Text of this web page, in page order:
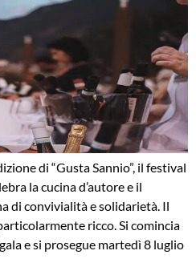
di “Gusta Sannio”, il festival
la cucina d’autore e il
di convivialità e solidarietà. Il
ricco. Si comincia
e si prosegue martedì 8 luglio